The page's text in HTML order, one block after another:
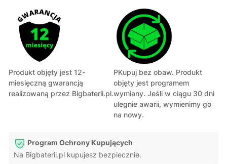
Produkt objęty jest 12-
miesięczną gwarancją
realizowaną przez Bigbaterii.pl.
PKupuj bez obaw. Produkt
objęty jest programem
wymiany. Jeśli w ciągu 30 dni
ulegnie awarii, wymienimy go
na nowy.
Program Ochrony Kupujących
Na Bigbaterii.pl kupujesz bezpiecznie.